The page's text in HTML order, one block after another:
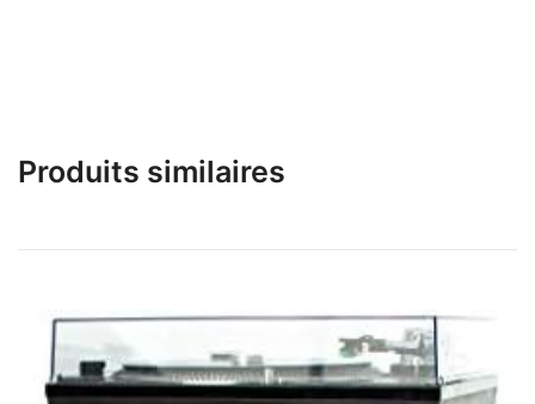
Produits similaires